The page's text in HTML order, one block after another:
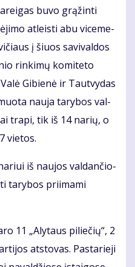
bu­vo grą­žin­ti
at­leis­ti abu vi­ce­me­
į šiuos sa­vi­val­dos
rin­ki­mų ko­mi­te­to
Gi­bie­nė ir Taut­vy­das
nau­ja ta­ry­bos val­
tra­pi, tik iš 14 na­rių, o
vie­tos.
iš nau­jos val­dan­čio­
ta­ry­bos pri­ima­mi
11 „Aly­taus pi­lie­čių“, 2
at­sto­vas. Pas­ta­rie­ji